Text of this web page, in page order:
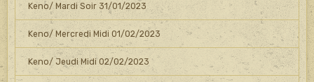
Keno/ Mardi Soir 31/01/2023
Keno/ Mercredi Midi 01/02/2023
Keno/ Jeudi Midi 02/02/2023